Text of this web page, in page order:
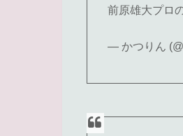
前原雄大プロ
— かつりん